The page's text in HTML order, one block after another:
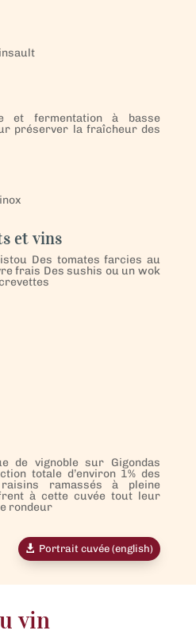
et fermentation à basse
préserver la fraîcheur des
et vins
Des tomates farcies au
frais Des sushis ou un wok
de vignoble sur Gigondas
totale d’environ 1% des
ramassés à pleine
à cette cuvée tout leur
rondeur
Portrait cuvée (english)
vin